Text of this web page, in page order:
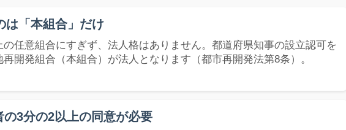
は「本組合」だけ
任意組合にすぎず、法人格はありません。都道府県知事の設立認可を
開発組合（本組合）が法人となります（都市再開発法第8条）。
の3分の2以上の同意が必要